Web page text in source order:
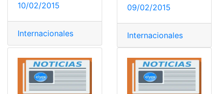
10/02/2015
Internacionales
09/02/2015
Internacionales